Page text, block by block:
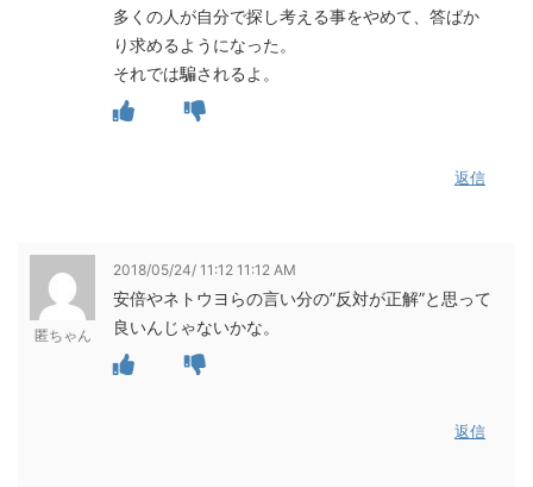
多くの人が自分で探し考える事をやめて、答ばか
り求めるようになった。
それでは騙されるよ。
返信
匿ちゃん
2018/05/24/ 11:12 11:12 AM
安倍やネトウヨらの言い分の”反対が正解”と思って
良いんじゃないかな。
返信